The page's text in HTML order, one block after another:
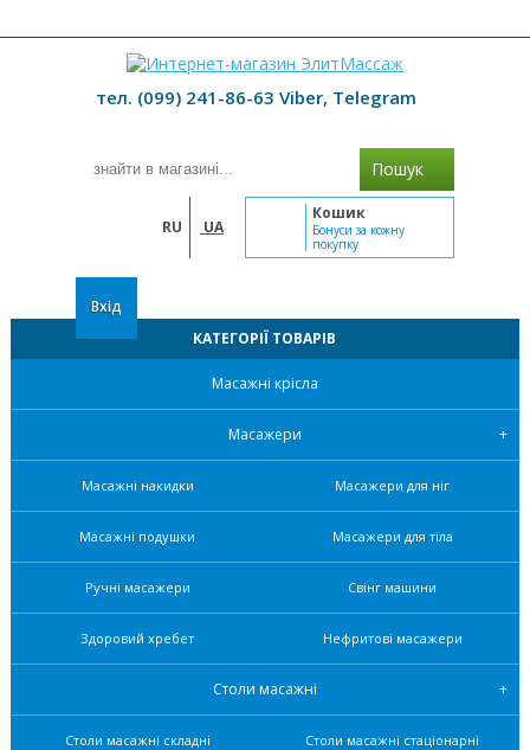
тел. (099) 241-86-63 Viber, Telegram
Пошук
RU UA
Кошик
Бонуси за кожну
покупку
Вхід
КАТЕГОРІЇ ТОВАРІВ
Масажні крісла
Масажери
Масажні накидки Масажери для ніг
Масажні подушки Масажери для тіла
Ручні масажери Свінг машини
Здоровий хребет Нефритові масажери
Столи масажні
Столи масажні складні Столи масажні стаціонарні